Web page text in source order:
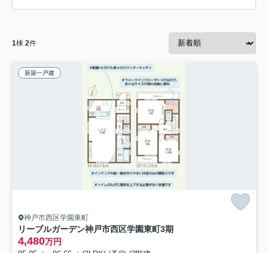
1棟 2件
新築一戸建
神戸市西区学園東町
リーブルガーデン神戸市西区学園東町3期
4,480万円